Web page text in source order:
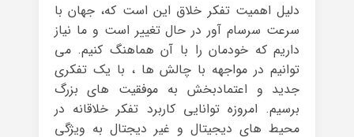
دلیل اهمیت تفکر خلاق این است که، جهان با
سرعت سرسام آور در حال تغییر است و ما نیاز
داریم که خودمان را با آن هماهنگ کنیم. می
توانیم در مواجهه با چالش ها ، با یک تفکری
جدید و اعتمادبخش به موفقیت های بزرگ
برسیم. امروزه توانایی کاربرد تفکر خلاقانه در
محیط های دیجیتال و غیر دیجتال به ویژگی